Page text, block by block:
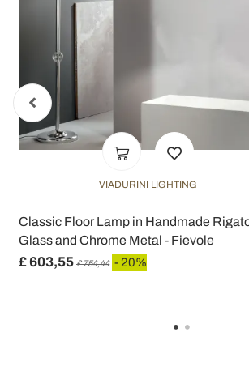
con altre informazioni che ha fornito loro
raccolto dal suo utilizzo dei loro servizi.
VIADURINI LIGHTING
Classic Floor Lamp in Handmade
Glass and Chrome Metal - Fievole
£ 603,55 £ 754,44 - 20%